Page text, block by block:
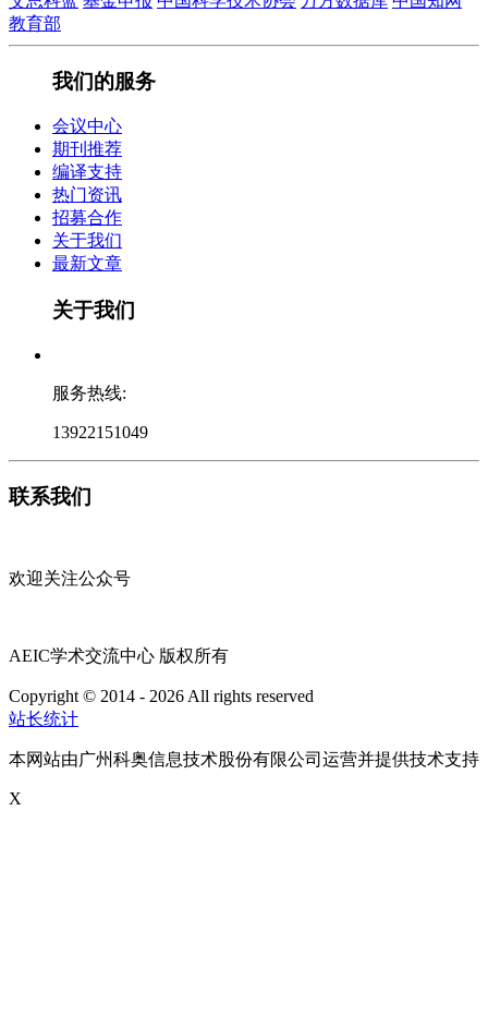
教育部
我们的服务
会议中心
期刊推荐
编译支持
热门资讯
招募合作
关于我们
最新文章
关于我们
服务热线:
13922151049
联系我们
欢迎关注公众号
AEIC学术交流中心 版权所有
Copyright © 2014 - 2026 All rights reserved
站长统计
本网站由广州科奥信息技术股份有限公司运营并提供技术支持
X